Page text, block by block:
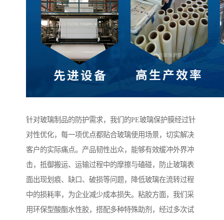
针对玻璃制品的防护需求，我们的PE玻璃保护膜经过针
对性优化，每一项优点都贴合玻璃使用场景，切实解决
客户的实际痛点。产品韧性出众，能够有效缓冲外界冲
击，抵御搬运、运输过程中的摩擦与磕碰，防止玻璃表
面出现划痕、缺口、破损等问题，降低玻璃在流转过程
中的损耗率，为企业减少成本损失。粘胶方面，我们采
用环保型酸酯水性胶，搭配多种特殊助剂，经过多次试